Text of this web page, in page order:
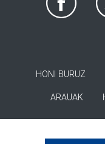
HONI BURUZ
ARAUAK